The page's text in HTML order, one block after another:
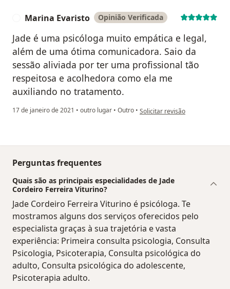
Marina Evaristo Opinião Verificada
Jade é uma psicóloga muito empática e legal,
além de uma ótima comunicadora. Saio da
sessão aliviada por ter uma profissional tão
respeitosa e acolhedora como ela me
auxiliando no tratamento.
17 de janeiro de 2021 • outro lugar • Outro • na opinião do utilizador Marina
Solicitar revisão
Perguntas frequentes
Quais são as principais especialidades de Jade
Cordeiro Ferreira Viturino?
Jade Cordeiro Ferreira Viturino é psicóloga. Te
mostramos alguns dos serviços oferecidos pelo
especialista graças à sua trajetória e vasta
experiência: Primeira consulta psicologia, Consulta
Psicologia, Psicoterapia, Consulta psicológica do
adulto, Consulta psicológica do adolescente,
Psicoterapia adulto.